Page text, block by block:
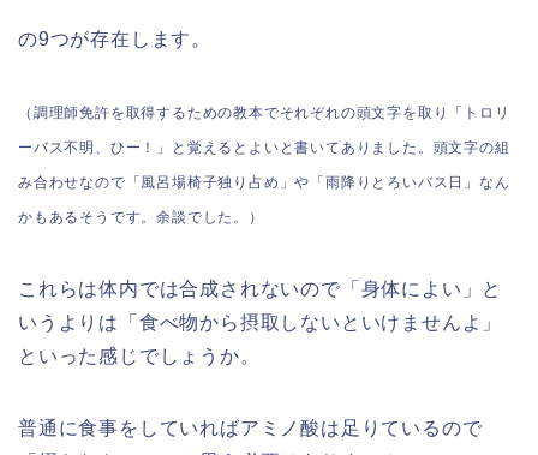
の9つが存在します。
（調理師免許を取得するための教本でそれぞれの頭文字を取り「トロリ
ーバス不明、ひー！」と覚えるとよいと書いてありました。 頭文字の組
み合わせなので「風呂場椅子独り占め」や「雨降りとろいバス日」なん
かもあるそうです。余談でした。）
これらは体内では合成されないので「身体によい」と
いうよりは「食べ物から摂取しないといけませんよ」
といった感じでしょうか。
普通に食事をしていればアミノ酸は足りているので